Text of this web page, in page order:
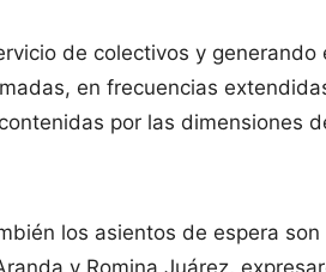
de colectivos y
en frecuencias
por las dimensiones
los asientos de espera